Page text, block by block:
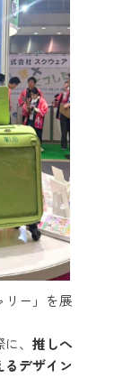
リー」を展
、 推しへ
デザイン